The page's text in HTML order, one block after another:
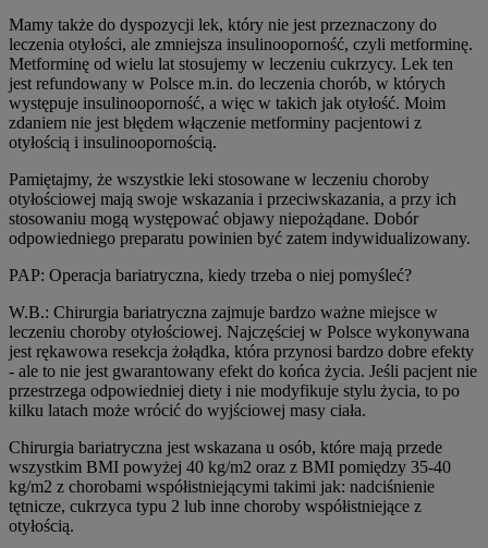
Mamy także do dyspozycji lek, który nie jest przeznaczony do
leczenia otyłości, ale zmniejsza insulinooporność, czyli metforminę.
Metforminę od wielu lat stosujemy w leczeniu cukrzycy. Lek ten
jest refundowany w Polsce m.in. do leczenia chorób, w których
występuje insulinooporność, a więc w takich jak otyłość. Moim
zdaniem nie jest błędem włączenie metforminy pacjentowi z
otyłością i insulinoopornością.
Pamiętajmy, że wszystkie leki stosowane w leczeniu choroby
otyłościowej mają swoje wskazania i przeciwskazania, a przy ich
stosowaniu mogą występować objawy niepożądane. Dobór
odpowiedniego preparatu powinien być zatem indywidualizowany.
PAP: Operacja bariatryczna, kiedy trzeba o niej pomyśleć?
W.B.: Chirurgia bariatryczna zajmuje bardzo ważne miejsce w
leczeniu choroby otyłościowej. Najczęściej w Polsce wykonywana
jest rękawowa resekcja żołądka, która przynosi bardzo dobre efekty
- ale to nie jest gwarantowany efekt do końca życia. Jeśli pacjent nie
przestrzega odpowiedniej diety i nie modyfikuje stylu życia, to po
kilku latach może wrócić do wyjściowej masy ciała.
Chirurgia bariatryczna jest wskazana u osób, które mają przede
wszystkim BMI powyżej 40 kg/m2 oraz z BMI pomiędzy 35-40
kg/m2 z chorobami współistniejącymi takimi jak: nadciśnienie
tętnicze, cukrzyca typu 2 lub inne choroby współistniejące z
otyłością.